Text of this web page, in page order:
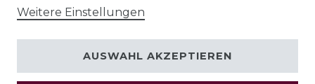
Weitere Einstellungen
AUSWAHL AKZEPTIEREN